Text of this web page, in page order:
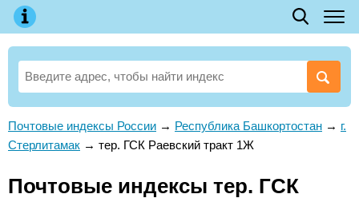
Почтовые индексы России → Республика Башкортостан → г.
Стерлитамак → тер. ГСК Раевский тракт 1Ж
Почтовые индексы тер. ГСК